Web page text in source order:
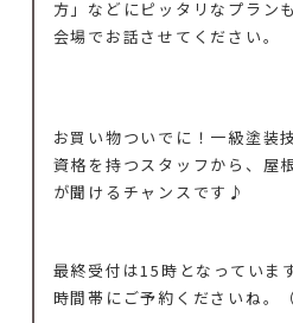
方」などにピッタリなプラン
会場でお話させてください。
お買い物ついでに！一級塗装
資格を持つスタッフから、屋
が聞けるチャンスです♪
最終受付は15時となっていま
時間帯にご予約くださいね。